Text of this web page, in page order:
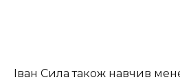
Іван Сила також навчив